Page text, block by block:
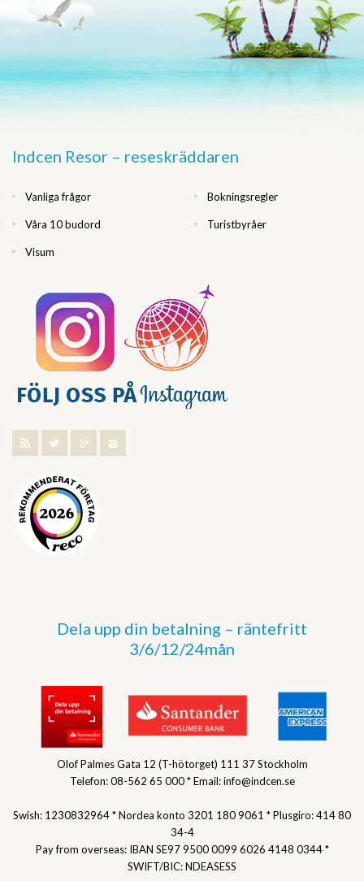
Indcen Resor – reseskräddaren
Vanliga frågor Bokningsregler
Våra 10 budord Turistbyråer
Visum
Dela upp din betalning – räntefritt
3/6/12/24mån
Olof Palmes Gata 12 (T-hötorget) 111 37 Stockholm
Telefon: 08-562 65 000 * Email: info@indcen.se
Swish: 1230832964 * Nordea konto 3201 180 9061 * Plusgiro: 414 80
34-4
Pay from overseas: IBAN SE97 9500 0099 6026 4148 0344 *
SWIFT/BIC: NDEASESS